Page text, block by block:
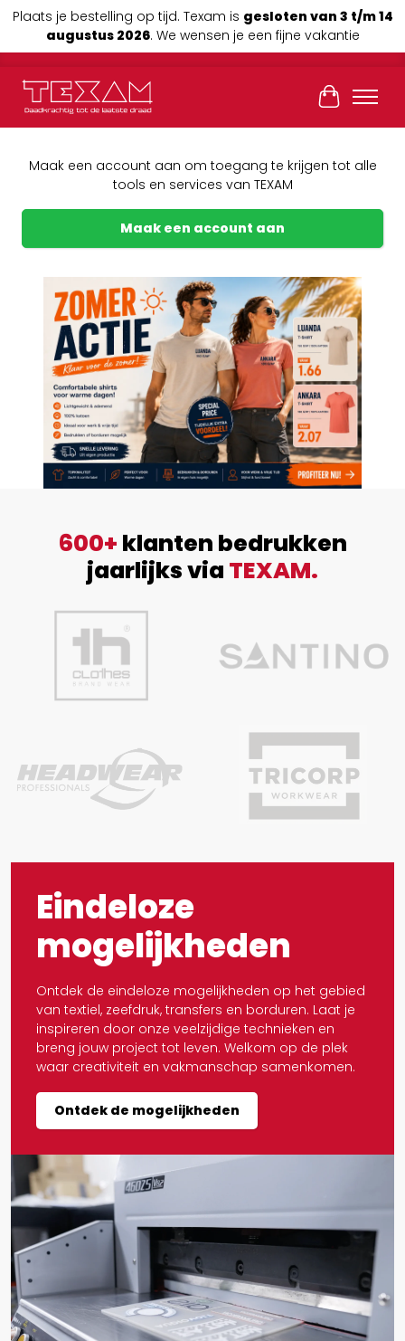
Plaats je bestelling op tijd. Texam is gesloten van 3 t/m 14
augustus 2026. We wensen je een fijne vakantie
Maak een account aan om toegang te krijgen tot alle
tools en services van TEXAM
Maak een account aan
Previous
600+ klanten bedrukken
jaarlijks via TEXAM.
Eindeloze
mogelijkheden
Ontdek de eindeloze mogelijkheden op het gebied
van textiel, zeefdruk, transfers en borduren. Laat je
inspireren door onze veelzijdige technieken en
breng jouw project tot leven. Welkom op de plek
waar creativiteit en vakmanschap samenkomen.
Ontdek de mogelijkheden